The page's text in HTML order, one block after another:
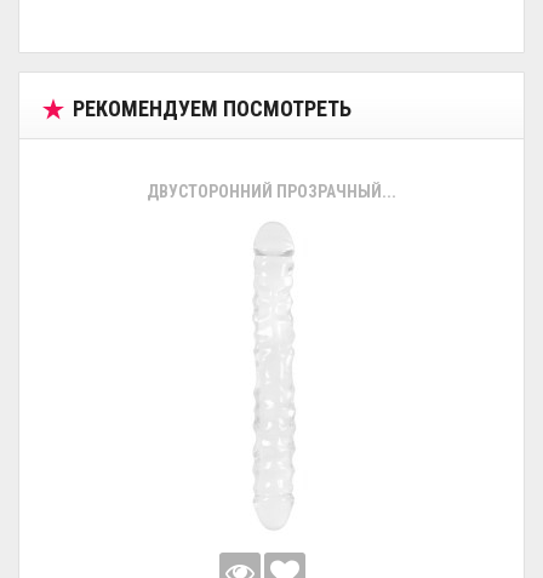
РЕКОМЕНДУЕМ ПОСМОТРЕТЬ
ДВУСТОРОННИЙ ПРОЗРАЧНЫЙ...